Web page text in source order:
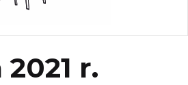
2021 r.